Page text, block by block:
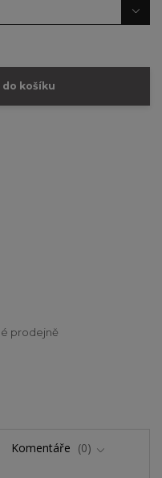
do košíku
prodejně
Komentáře
0